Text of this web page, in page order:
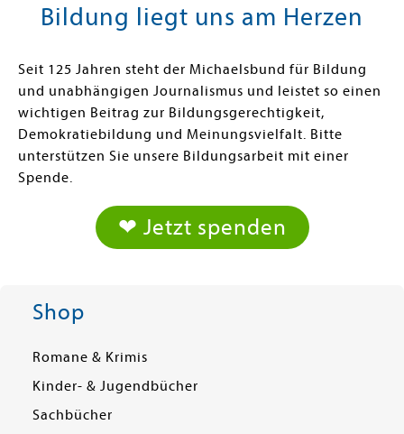
Bildung liegt uns am Herzen
Seit 125 Jahren steht der Michaelsbund für Bildung
und unabhängigen Journalismus und leistet so einen
wichtigen Beitrag zur Bildungsgerechtigkeit,
Demokratiebildung und Meinungsvielfalt. Bitte
unterstützen Sie unsere Bildungsarbeit mit einer
Spende.
❤ Jetzt spenden
Shop
Romane & Krimis
Kinder- & Jugendbücher
Sachbücher